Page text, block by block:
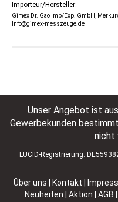
Importeur/Hersteller:
Gimex Dr. Gao Imp/Exp. GmbH,
Info@gimex-messzeuge.de
Unser Angebot ist
Gewerbekunden
nicht
LUCID-Registrierung:
Über uns Kontakt
Neuheiten | Aktion
AGB